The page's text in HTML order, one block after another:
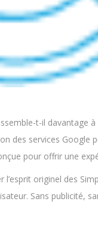
t-il davantage
des services
pour offrir une
l’esprit originel des
Sans publicité,